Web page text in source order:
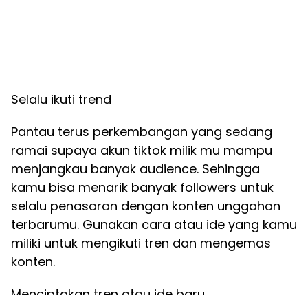
Selalu ikuti trend
Pantau terus perkembangan yang sedang
ramai supaya akun tiktok milik mu mampu
menjangkau banyak audience. Sehingga
kamu bisa menarik banyak followers untuk
selalu penasaran dengan konten unggahan
terbarumu. Gunakan cara atau ide yang kamu
miliki untuk mengikuti tren dan mengemas
konten.